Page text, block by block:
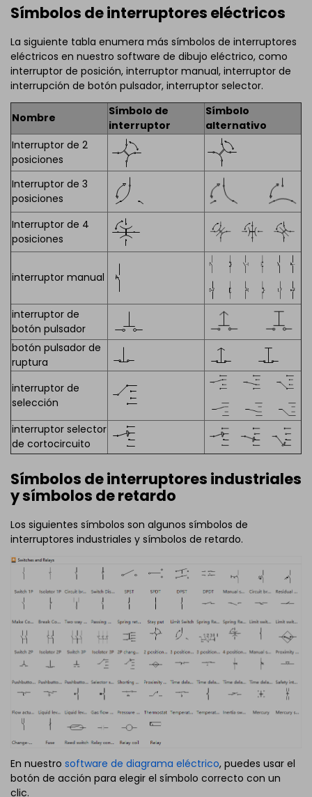
Símbolos de interruptores eléctricos
La siguiente tabla enumera más símbolos de interruptores
eléctricos en nuestro software de dibujo eléctrico, como
interruptor de posición, interruptor manual, interruptor de
interrupción de botón pulsador, interruptor selector.
Nombre
Símbolo de
interruptor
Símbolo
alternativo
Interruptor de 2
posiciones
Interruptor de 3
posiciones
Interruptor de 4
posiciones
interruptor manual
interruptor de
botón pulsador
botón pulsador de
ruptura
interruptor de
selección
interruptor selector
de cortocircuito
Símbolos de interruptores industriales
y símbolos de retardo
Los siguientes símbolos son algunos símbolos de
interruptores industriales y símbolos de retardo.
En nuestro software de diagrama eléctrico, puedes usar el
botón de acción para elegir el símbolo correcto con un
clic.